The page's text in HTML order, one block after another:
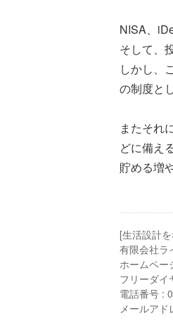
NISA、
そして、
しかし、
の制度と
またそれ
どに備え
貯める増
[生活設計
有限会社
ホームペー
フリーダ
電話番号 :
メールア